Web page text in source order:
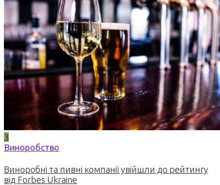
3
Виноробство
Виноробні та пивні компанії увійшли до рейтингу
від Forbes Ukraine